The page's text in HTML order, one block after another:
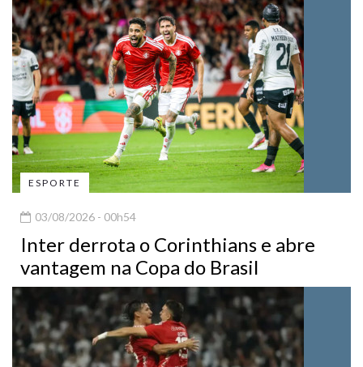
ESPORTE
03/08/2026 - 00h54
Inter derrota o Corinthians e abre
vantagem na Copa do Brasil